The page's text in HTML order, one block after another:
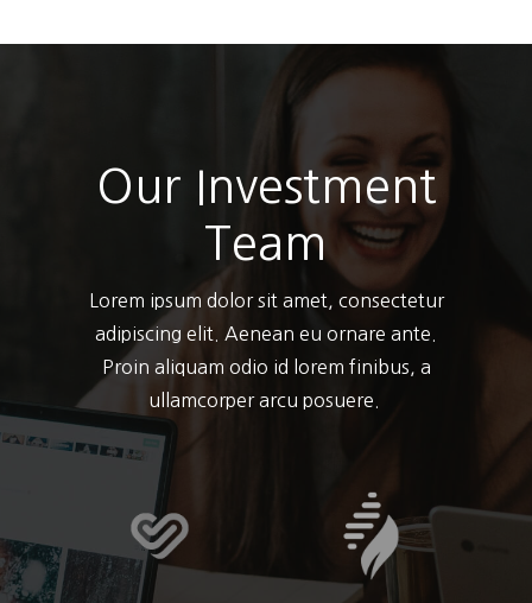
Our Investment
Team
Lorem ipsum dolor sit amet, consectetur
adipiscing elit. Aenean eu ornare ante.
Proin aliquam odio id lorem finibus, a
ullamcorper arcu posuere.